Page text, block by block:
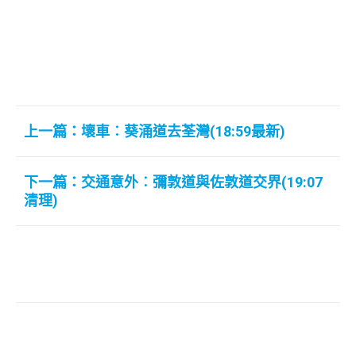
上一篇：壞車︰葵涌道去荃灣(18:59最新)
下一篇：交通意外︰彌敦道與佐敦道交界(19:07
清理)